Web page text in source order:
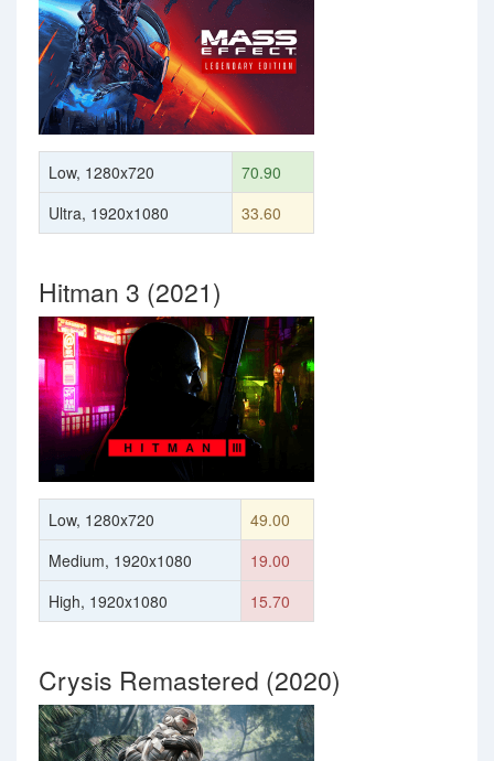
Low, 1280x720
70.90
Ultra, 1920x1080
33.60
Hitman 3 (2021)
Low, 1280x720
49.00
Medium, 1920x1080
19.00
High, 1920x1080
15.70
Crysis Remastered (2020)